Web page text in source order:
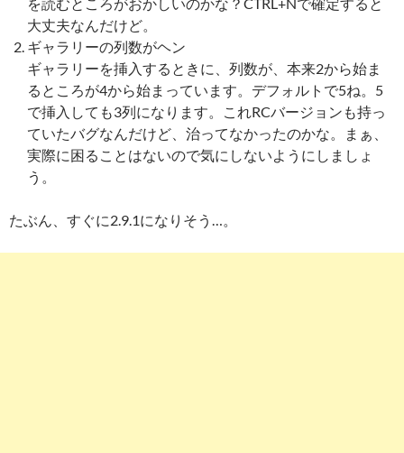
大丈夫なんだけど。
ギャラリーの列数がヘン
ギャラリーを挿入するときに、列数が、本来2から始ま
るところが4から始まっています。デフォルトで5ね。5
で挿入しても3列になります。これRCバージョンも持っ
ていたバグなんだけど、治ってなかったのかな。まぁ、
実際に困ることはないので気にしないようにしましょ
う。
たぶん、すぐに2.9.1になりそう…。